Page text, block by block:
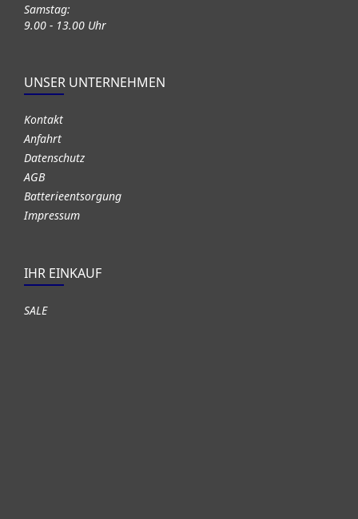
Samstag:
9.00 - 13.00 Uhr
UNSER UNTERNEHMEN
Kontakt
Anfahrt
Datenschutz
AGB
Batterieentsorgung
Impressum
IHR EINKAUF
SALE